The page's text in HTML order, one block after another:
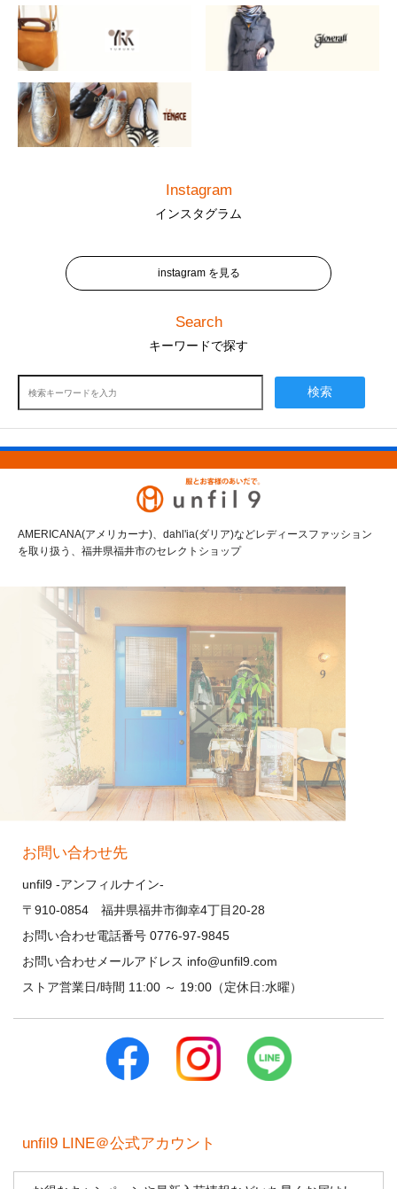
Instagram
インスタグラム
instagram を見る
Search
キーワードで探す
検索
AMERICANA(アメリカーナ)、dahl'ia(ダリア)などレディースファッション
を取り扱う、福井県福井市のセレクトショップ
お問い合わせ先
unfil9 -アンフィルナイン-
〒910-0854 福井県福井市御幸4丁目20-28
お問い合わせ電話番号 0776-97-9845
お問い合わせメールアドレス info@unfil9.com
ストア営業日/時間 11:00 ～ 19:00（定休日:水曜）
unfil9 LINE＠公式アカウント